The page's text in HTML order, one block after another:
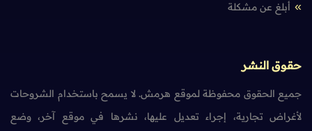
أبلغ عن مشكلة
حقوق النشر
جميع الحقوق محفوظة لموقع هرمش. لا يسمح باستخدام الشروحات
لأغراض تجارية، إجراء تعديل عليها، نشرها في موقع آخر، وضع